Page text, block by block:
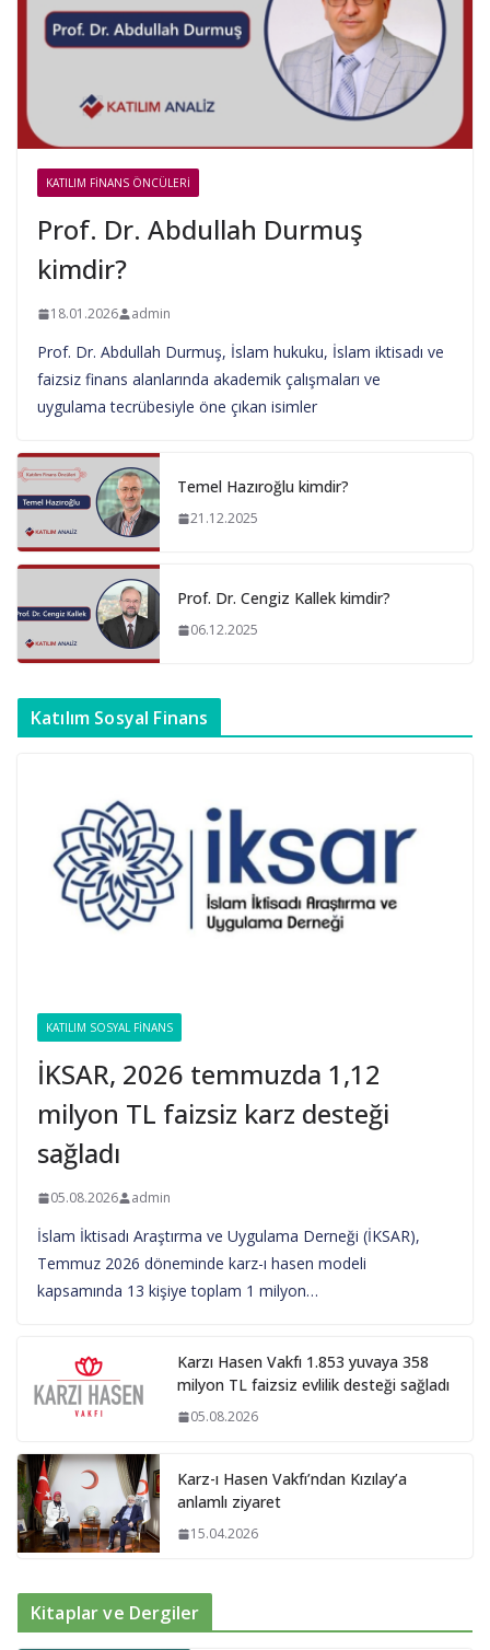
KATILIM FINANS ÖNCÜLERI
Prof. Dr. Abdullah Durmuş
kimdir?
18.01.2026 admin
Prof. Dr. Abdullah Durmuş, İslam hukuku, İslam iktisadı ve
faizsiz finans alanlarında akademik çalışmaları ve
uygulama tecrübesiyle öne çıkan isimler
Temel Hazıroğlu kimdir?
21.12.2025
Prof. Dr. Cengiz Kallek kimdir?
06.12.2025
Katılım Sosyal Finans
KATILIM SOSYAL FINANS
İKSAR, 2026 temmuzda 1,12
milyon TL faizsiz karz desteği
sağladı
05.08.2026 admin
İslam İktisadı Araştırma ve Uygulama Derneği (İKSAR),
Temmuz 2026 döneminde karz-ı hasen modeli
kapsamında 13 kişiye toplam 1 milyon…
Karzı Hasen Vakfı 1.853 yuvaya 358
milyon TL faizsiz evlilik desteği sağladı
05.08.2026
Karz-ı Hasen Vakfı’ndan Kızılay’a
anlamlı ziyaret
15.04.2026
Kitaplar ve Dergiler